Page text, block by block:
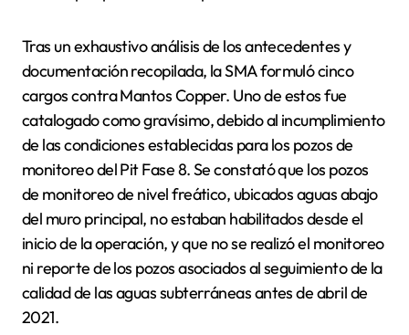
Tras un exhaustivo análisis de los antecedentes y
documentación recopilada, la SMA formuló cinco
cargos contra Mantos Copper. Uno de estos fue
catalogado como gravísimo, debido al incumplimiento
de las condiciones establecidas para los pozos de
monitoreo del Pit Fase 8. Se constató que los pozos
de monitoreo de nivel freático, ubicados aguas abajo
del muro principal, no estaban habilitados desde el
inicio de la operación, y que no se realizó el monitoreo
ni reporte de los pozos asociados al seguimiento de la
calidad de las aguas subterráneas antes de abril de
2021.